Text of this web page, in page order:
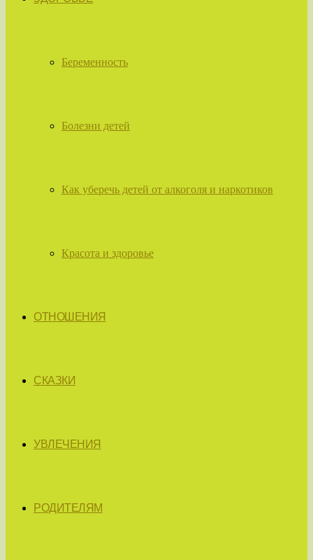
Беременность
Болезни детей
Как уберечь детей от алкоголя и наркотиков
Красота и здоровье
ОТНОШЕНИЯ
СКАЗКИ
УВЛЕЧЕНИЯ
РОДИТЕЛЯМ